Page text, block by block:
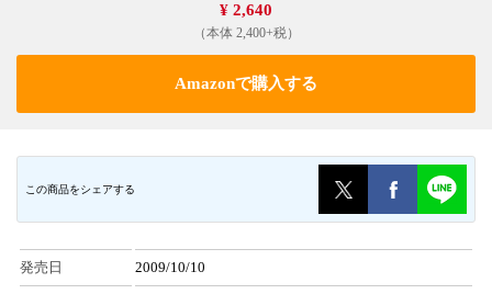
¥ 2,640
（本体 2,400+税）
Amazonで購入する
この商品をシェアする
発売日 2009/10/10